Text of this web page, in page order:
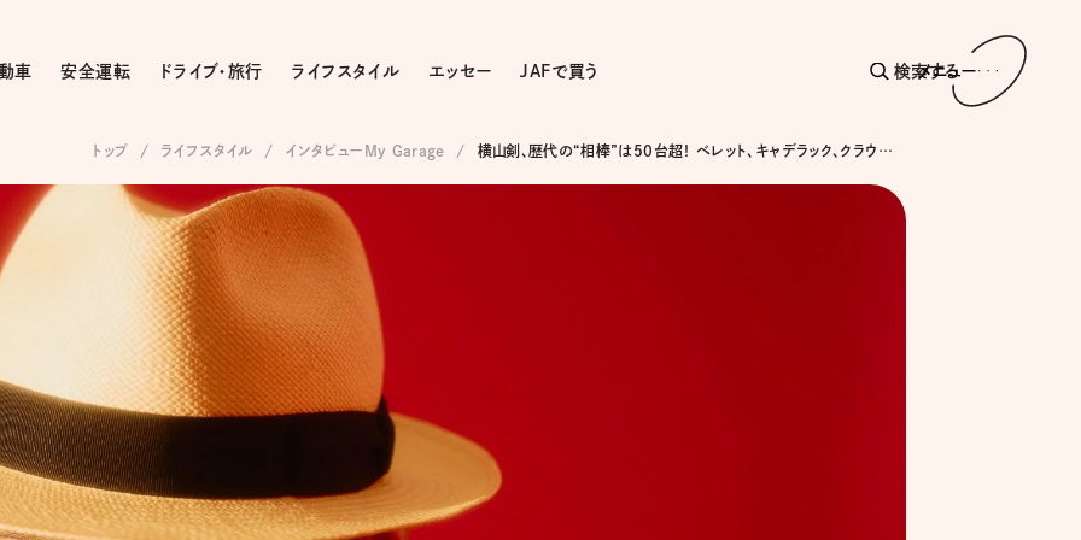
車 安全運転 ドライブ・旅行 ライフスタイル エッセー JAFで買う 検索する
メニュー
トップ ライフスタイル インタビューMy Garage 横山剣、歴代の“相棒”は50台超！ ベレット、キャデラック、クラウン……クラシックカーを乗り継いだ愛車遍歴